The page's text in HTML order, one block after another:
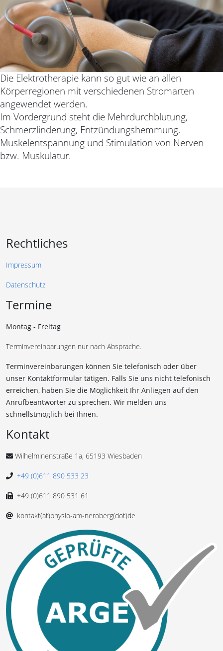
Die Elektrotherapie kann so gut wie an allen
Körperregionen mit verschiedenen Stromarten
angewendet werden.
Im Vordergrund steht die Mehrdurchblutung,
Schmerzlinderung, Entzündungshemmung,
Muskelentspannung und Stimulation von Nerven
bzw. Muskulatur.
Rechtliches
Impressum
Datenschutz
Termine
Montag - Freitag
Terminvereinbarungen nur nach Absprache.
Terminvereinbarungen können Sie telefonisch oder über
unser Kontaktformular tätigen. Falls Sie uns nicht telefonisch
erreichen, haben Sie die Möglichkeit Ihr Anliegen auf den
Anrufbeantworter zu sprechen. Wir melden uns
schnellstmöglich bei Ihnen.
Kontakt
Wilhelminenstraße 1a, 65193 Wiesbaden
+49 (0)611 890 533 23
+49 (0)611 890 531 61
kontakt(at)physio-am-neroberg(dot)de